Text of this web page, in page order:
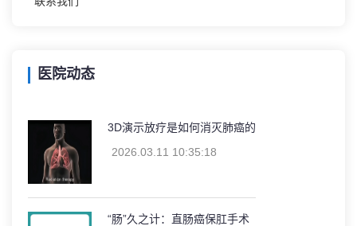
医院动态
3D演示放疗是如何消灭肺癌的
2026.03.11 10:35:18
“肠”久之计：直肠癌保肛手术